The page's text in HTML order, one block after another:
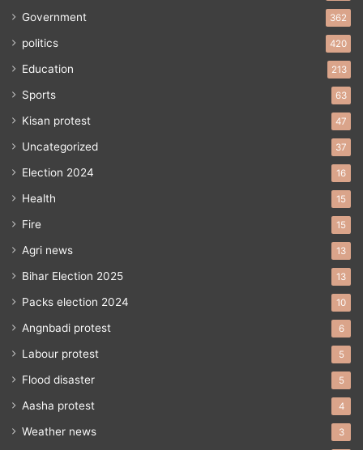
Government 362
politics 420
Education 213
Sports 63
Kisan protest 47
Uncategorized 37
Election 2024 16
Health 15
Fire 15
Agri news 13
Bihar Election 2025 13
Packs election 2024 10
Angnbadi protest 6
Labour protest 5
Flood disaster 5
Aasha protest 4
Weather news 3